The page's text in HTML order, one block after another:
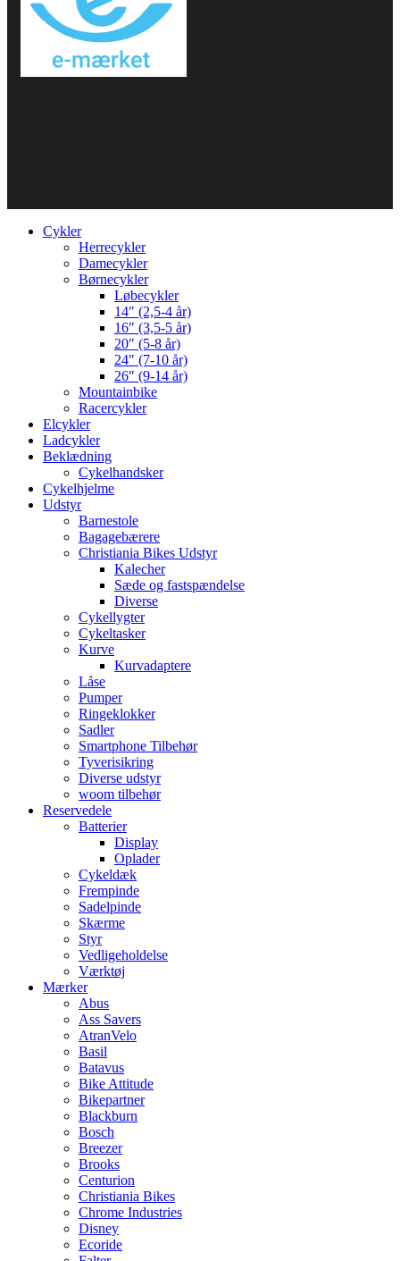
Cykler
Herrecykler
Damecykler
Børnecykler
Løbecykler
14″ (2,5-4 år)
16″ (3,5-5 år)
20″ (5-8 år)
24″ (7-10 år)
26″ (9-14 år)
Mountainbike
Racercykler
Elcykler
Ladcykler
Beklædning
Cykelhandsker
Cykelhjelme
Udstyr
Barnestole
Bagagebærere
Christiania Bikes Udstyr
Kalecher
Sæde og fastspændelse
Diverse
Cykellygter
Cykeltasker
Kurve
Kurvadaptere
Låse
Pumper
Ringeklokker
Sadler
Smartphone Tilbehør
Tyverisikring
Diverse udstyr
woom tilbehør
Reservedele
Batterier
Display
Oplader
Cykeldæk
Frempinde
Sadelpinde
Skærme
Styr
Vedligeholdelse
Værktøj
Mærker
Abus
Ass Savers
AtranVelo
Basil
Batavus
Bike Attitude
Bikepartner
Blackburn
Bosch
Breezer
Brooks
Centurion
Christiania Bikes
Chrome Industries
Disney
Ecoride